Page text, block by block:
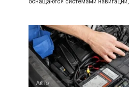
оснащаются системами навигации,
Авто